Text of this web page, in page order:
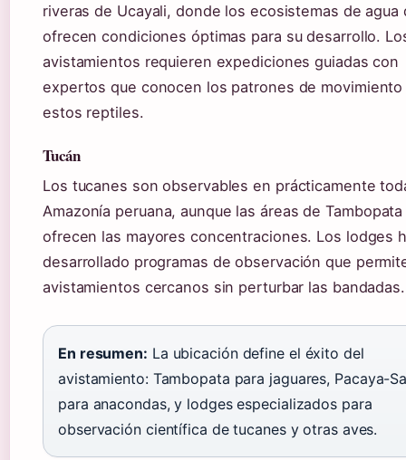
riveras de Ucayali, donde los ecosistemas de agua
ofrecen condiciones óptimas para su desarrollo.
avistamientos requieren expediciones guiadas con
expertos que conocen los patrones de movimiento
estos reptiles.
Tucán
Los tucanes son observables en prácticamente
Amazonía peruana, aunque las áreas de Tambopata
ofrecen las mayores concentraciones. Los lodges
desarrollado programas de observación que
avistamientos cercanos sin perturbar las bandadas.
En resumen: La ubicación define el éxito del
avistamiento: Tambopata para jaguares, Pacaya-
para anacondas, y lodges especializados para
observación científica de tucanes y otras aves.